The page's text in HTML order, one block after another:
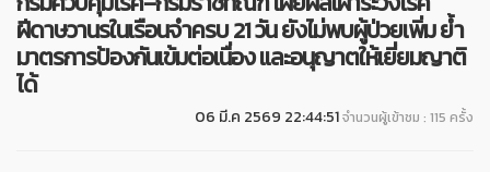
ฝีดาษวานรในเรือนจำครบ 21 วัน ยังไม่พบผู้ป่วยเพิ่ม ย้ำ
มาตรการป้องกันเข้มต่อเนื่อง และอนุญาตให้เยี่ยมญาติ
ได้
06 มี.ค 2569 22:44:51จำนวนผู้เข้าชม : 115 ครั้ง